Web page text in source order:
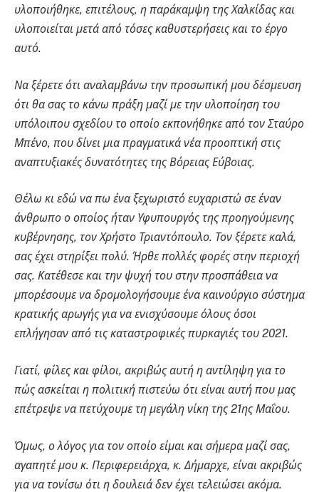
υλοποιήθηκε, επιτέλους, η παράκαμψη της Χαλκίδας και
υλοποιείται μετά από τόσες καθυστερήσεις και το έργο
αυτό.
Να ξέρετε ότι αναλαμβάνω την προσωπική μου δέσμευση
ότι θα σας το κάνω πράξη μαζί με την υλοποίηση του
υπόλοιπου σχεδίου το οποίο εκπονήθηκε από τον Σταύρο
Μπένο, που δίνει μια πραγματικά νέα προοπτική στις
αναπτυξιακές δυνατότητες της Βόρειας Εύβοιας.
Θέλω κι εδώ να πω ένα ξεχωριστό ευχαριστώ σε έναν
άνθρωπο ο οποίος ήταν Υφυπουργός της προηγούμενης
κυβέρνησης, τον Χρήστο Τριαντόπουλο. Τον ξέρετε καλά,
σας έχει στηρίξει πολύ. Ήρθε πολλές φορές στην περιοχή
σας. Κατέθεσε και την ψυχή του στην προσπάθεια να
μπορέσουμε να δρομολογήσουμε ένα καινούργιο σύστημα
κρατικής αρωγής για να ενισχύσουμε όλους όσοι
επλήγησαν από τις καταστροφικές πυρκαγιές του 2021.
Γιατί, φίλες και φίλοι, ακριβώς αυτή η αντίληψη για το
πώς ασκείται η πολιτική πιστεύω ότι είναι αυτή που μας
επέτρεψε να πετύχουμε τη μεγάλη νίκη της 21ης Μαΐου.
Όμως, ο λόγος για τον οποίο είμαι και σήμερα μαζί σας,
αγαπητέ μου κ. Περιφερειάρχα, κ. Δήμαρχε, είναι ακριβώς
για να τονίσω ότι η δουλειά δεν έχει τελειώσει ακόμα.